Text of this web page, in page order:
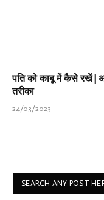
पति को काबू में कैसे रखें |
तरीका
24/03/2023
SEARCH ANY POST